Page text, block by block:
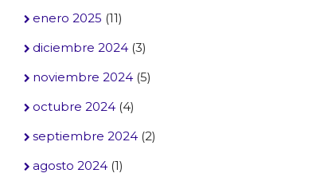
enero 2025 (11)
diciembre 2024 (3)
noviembre 2024 (5)
octubre 2024 (4)
septiembre 2024 (2)
agosto 2024 (1)